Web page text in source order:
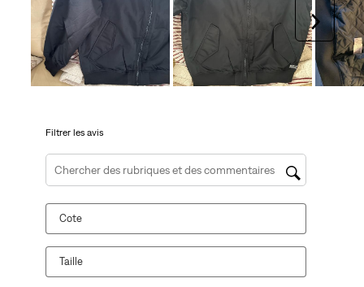
Cette
action
ouvrira
le
formulaire
action
ouvrira
formulaire
Cette
action
ouvrira
le
formulaire
action
ouvrira
formulaire
Cette
action
ouvrira
le
formulaire
Filtrer les avis
Zone de recherche de sujet et d'avis
Cote
Taille